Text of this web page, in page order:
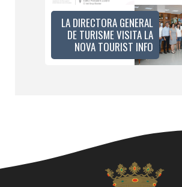
LA DIRECTORA GENERAL
DE TURISME VISITA LA
NOVA TOURIST INFO